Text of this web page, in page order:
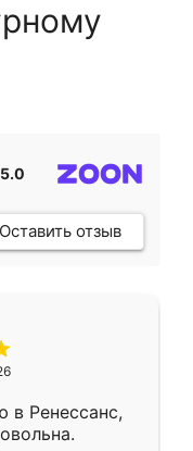
5.0
Оставить отзыв
в Ренессанс,